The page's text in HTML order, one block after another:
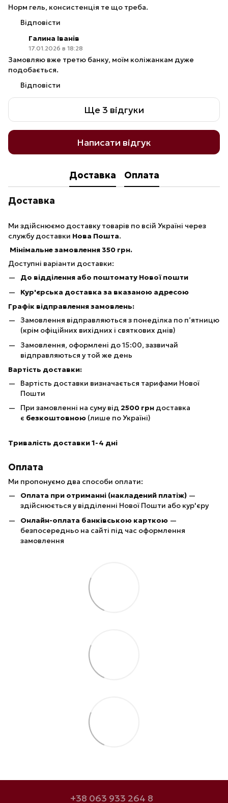
Норм гель, консистенція те що треба.
Відповісти
Галина Іванів
17.01.2026 в 18:28
Замовляю вже третю банку, моїм коліжанкам дуже
подобається.
Відповісти
Ще 3 відгуки
Написати відгук
Доставка Оплата
Доставка
Ми здійснюємо доставку товарів по всій Україні через
службу доставки Нова Пошта.
Мінімальне замовлення 350 грн.
Доступні варіанти доставки:
До відділення або поштомату Нової пошти
Кур'єрська доставка за вказаною адресою
Графік відправлення замовлень:
Замовлення відправляються з понеділка по п’ятницю
(крім офіційних вихідних і святкових днів)
Замовлення, оформлені до 15:00, зазвичай
відправляються у той же день
Вартість доставки:
Вартість доставки визначається тарифами Нової
Пошти
При замовленні на суму від 2500 грн доставка
є безкоштовною (лише по Україні)
Тривалість доставки 1-4 дні
Оплата
Ми пропонуємо два способи оплати:
Оплата при отриманні (накладений платіж) —
здійснюється у відділенні Нової Пошти або кур'єру
Онлайн-оплата банківською карткою —
безпосередньо на сайті під час оформлення
замовлення
+38 063 933 264 8